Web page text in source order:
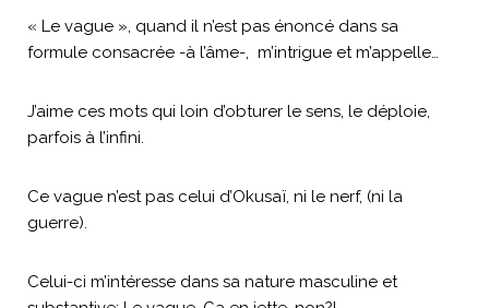
« Le vague », quand il n’est pas énoncé dans sa
formule consacrée -à l’âme-, m’intrigue et m’appelle…
J’aime ces mots qui loin d’obturer le sens, le déploie,
parfois à l’infini.
Ce vague n’est pas celui d’Okusaï, ni le nerf, (ni la
guerre).
Celui-ci m’intéresse dans sa nature masculine et